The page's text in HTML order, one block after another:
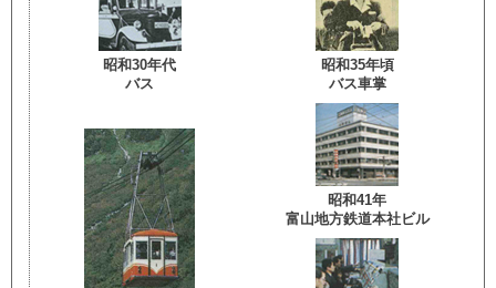
昭和30年代
バス
昭和35年頃
バス車掌
昭和41年
富山地方鉄道本社ビル